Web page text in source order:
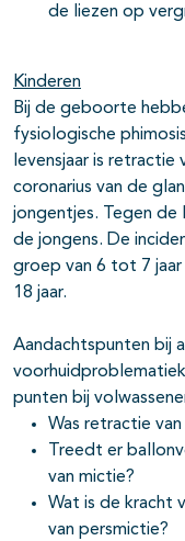
de liezen op
Kinderen
Bij de geboorte
fysiologische
levensjaar is
coronarius van de
jongentjes. Tegen de
de jongens. De
groep van 6 tot 7
18 jaar.
Aandachtspunten bij
punten bij
Was retractie
Treedt er
van mictie?
Wat is de kracht
van persmictie?